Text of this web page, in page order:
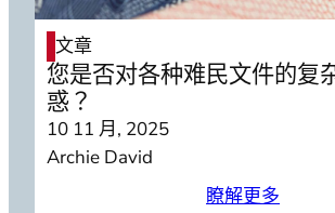
文章
您是否对各种难民文件的复
惑？
10 11 月, 2025
Archie David
瞭解更多